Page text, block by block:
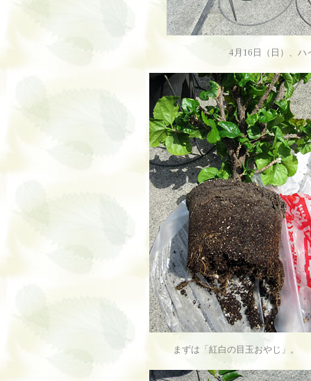
4月16日（日）、ハ
まずは「紅白の目玉おやじ」。